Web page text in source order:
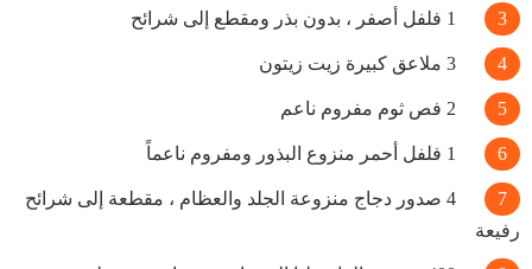
4 صدور دجاج منزوعة الجلد والعظام ، مقطعة إلى شرائح
رفيعة